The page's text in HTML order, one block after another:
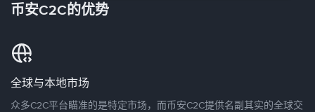
币安C2C的优势
全球与本地市场
众多C2C平台瞄准的是特定市场，而币安C2C提供名副其实的全球交